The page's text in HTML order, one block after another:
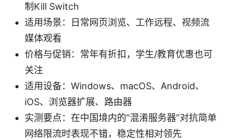
制Kill Switch
适用场景：日常网页浏览、工作远程、视频流
媒体观看
价格与促销：常年有折扣，学生/教育优惠也可
关注
适用设备：Windows、macOS、Android、
iOS、浏览器扩展、路由器
实测要点：在中国境内的“混淆服务器”对抗简单
网络限流时表现不错，稳定性相对领先